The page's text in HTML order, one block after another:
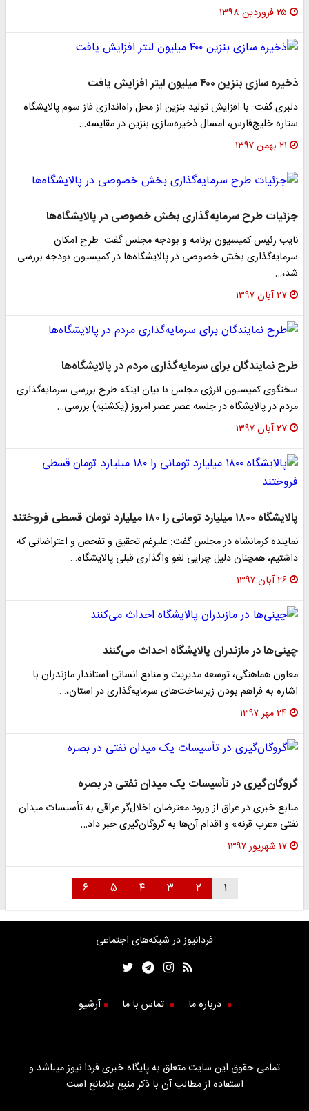
۲۵ فروردین ۱۳۹۸
ذخیره سازی بنزین ۴۰۰ میلیون لیتر افزایش یافت
دلبری گفت: با افزایش تولید بنزین از محل راه‌اندازی فاز سوم پالایشگاه
ستاره خلیج‌فارس، امسال ذخیره‌سازی بنزین در مقایسه…
۲۱ بهمن ۱۳۹۷
جزئیات طرح سرمایه‌گذاری بخش خصوصی در پالایشگاه‌ها
نایب رئیس کمیسیون برنامه و بودجه مجلس گفت: طرح امکان
سرمایه‌گذاری بخش خصوصی در پالایشگاه‌ها در کمیسیون بودجه بررسی
شد،…
۲۷ آبان ۱۳۹۷
طرح نمایندگان برای سرمایه‌گذاری مردم در پالایشگاه‌ها
سخنگوی کمیسیون انرژی مجلس با بیان اینکه طرح بررسی سرمایه‌گذاری
مردم در پالایشگاه در جلسه عصر عصر امروز (یکشنبه) بررسی…
۲۷ آبان ۱۳۹۷
پالایشگاه ۱۸۰۰ میلیارد تومانی را ۱۸۰ میلیارد تومان قسطی فروختند
نماینده کرمانشاه در مجلس گفت: علیرغم تحقیق و تفحص و اعتراضاتی که
داشتیم، همچنان دلیل چرایی لغو واگذاری قبلی پالایشگاه…
۲۶ آبان ۱۳۹۷
چینی‌ها در مازندران پالایشگاه احداث می‌کنند
معاون هماهنگی، توسعه مدیریت و منابع انسانی استاندار مازندران با
اشاره به فراهم بودن زیرساخت‌های سرمایه‌گذاری در استان،…
۲۴ مهر ۱۳۹۷
گروگان‌گیری در تأسیسات یک میدان نفتی در بصره
منابع خبری در عراق از ورود معترضان اخلال‌گر عراقی به تأسیسات میدان
نفتی «غرب قرنه» و اقدام آن‌ها به گروگان‌گیری خبر داد…
۱۷ شهریور ۱۳۹۷
۱ ۲ ۳ ۴ ۵ ۶
فردانیوز در شبکه‌های اجتماعی
درباره ما تماس با ما آرشیو
تمامی حقوق این سایت متعلق به پایگاه خبری فردا نیوز میباشد و
استفاده از مطالب آن با ذکر منبع بلامانع است